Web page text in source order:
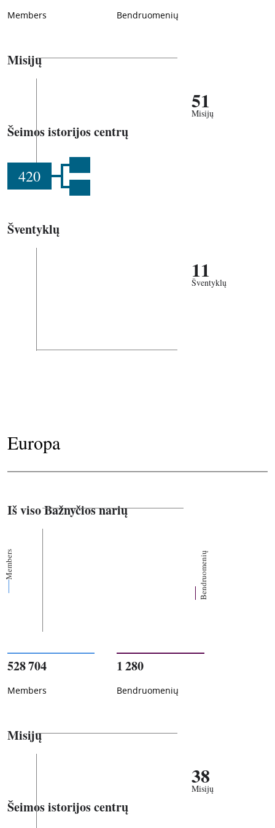
Members Bendruomenių
Misijų
51
Misijų
Šeimos istorijos centrų
420
Šventyklų
11
Šventyklų
Europa
Iš viso Bažnyčios narių
Members Bendruomenių
528 704
Members
1 280
Bendruomenių
Misijų
38
Misijų
Šeimos istorijos centrų